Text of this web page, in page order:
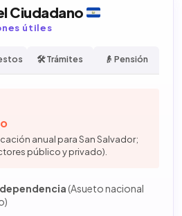
Ciudadano
útiles
🛠️ Trámites 👴 Pensión
anual para San Salvador;
público y privado).
(Asueto nacional